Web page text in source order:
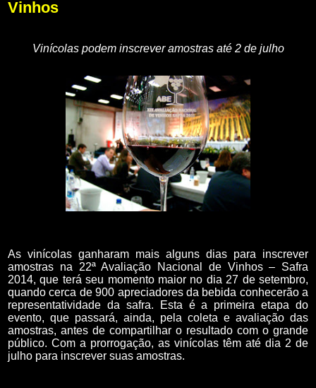
Vinhos
Vinícolas podem inscrever amostras até 2 de julho
As vinícolas ganharam mais alguns dias para inscrever
amostras na 22ª Avaliação Nacional de Vinhos – Safra
2014, que terá seu momento maior no dia 27 de setembro,
quando cerca de 900 apreciadores da bebida conhecerão a
representatividade da safra. Esta é a primeira etapa do
evento, que passará, ainda, pela coleta e avaliação das
amostras, antes de compartilhar o resultado com o grande
público. Com a prorrogação, as vinícolas têm até dia 2 de
julho para inscrever suas amostras.